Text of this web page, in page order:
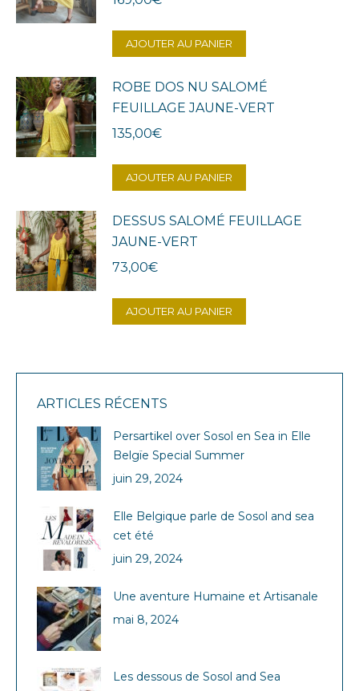
AJOUTER AU PANIER
ROBE DOS NU SALOMÉ
FEUILLAGE JAUNE-VERT
135,00€
AJOUTER AU PANIER
DESSUS SALOMÉ FEUILLAGE
JAUNE-VERT
73,00€
AJOUTER AU PANIER
ARTICLES RÉCENTS
Persartikel over Sosol en Sea in Elle
Belgïe Special Summer
juin 29, 2024
Elle Belgique parle de Sosol and sea
cet été
juin 29, 2024
Une aventure Humaine et Artisanale
mai 8, 2024
Les dessous de Sosol and Sea